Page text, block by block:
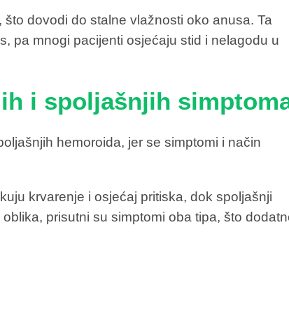
dovodi do stalne vlažnosti oko anusa. Ta
pa mnogi pacijenti osjećaju stid i nelagodu u
i spoljašnjih
hemoroida, jer se simptomi i način
krvarenje i osjećaj pritiska, dok spoljašnji
prisutni su simptomi oba tipa, što